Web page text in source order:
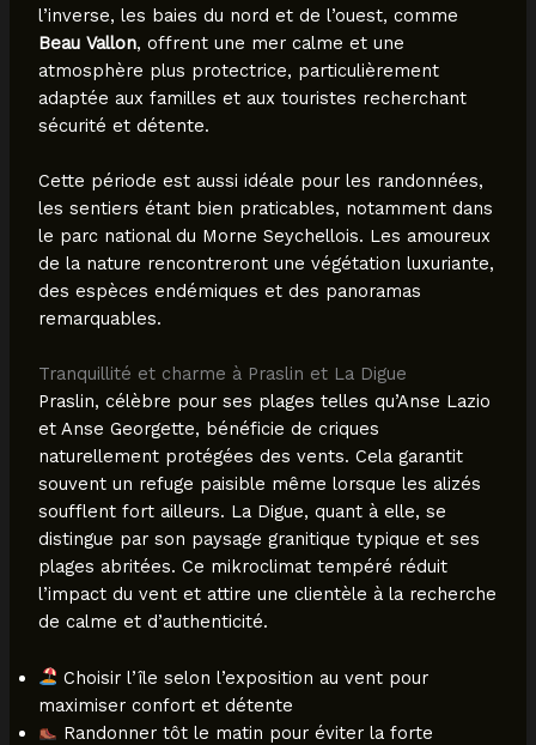
l’inverse, les baies du nord et de l’ouest, comme
Beau Vallon, offrent une mer calme et une
atmosphère plus protectrice, particulièrement
adaptée aux familles et aux touristes recherchant
sécurité et détente.
Cette période est aussi idéale pour les randonnées,
les sentiers étant bien praticables, notamment dans
le parc national du Morne Seychellois. Les amoureux
de la nature rencontreront une végétation luxuriante,
des espèces endémiques et des panoramas
remarquables.
Tranquillité et charme à Praslin et La Digue
Praslin, célèbre pour ses plages telles qu’Anse Lazio
et Anse Georgette, bénéficie de criques
naturellement protégées des vents. Cela garantit
souvent un refuge paisible même lorsque les alizés
soufflent fort ailleurs. La Digue, quant à elle, se
distingue par son paysage granitique typique et ses
plages abritées. Ce mikroclimat tempéré réduit
l’impact du vent et attire une clientèle à la recherche
de calme et d’authenticité.
Choisir l’île selon l’exposition au vent pour
maximiser confort et détente
Randonner tôt le matin pour éviter la forte